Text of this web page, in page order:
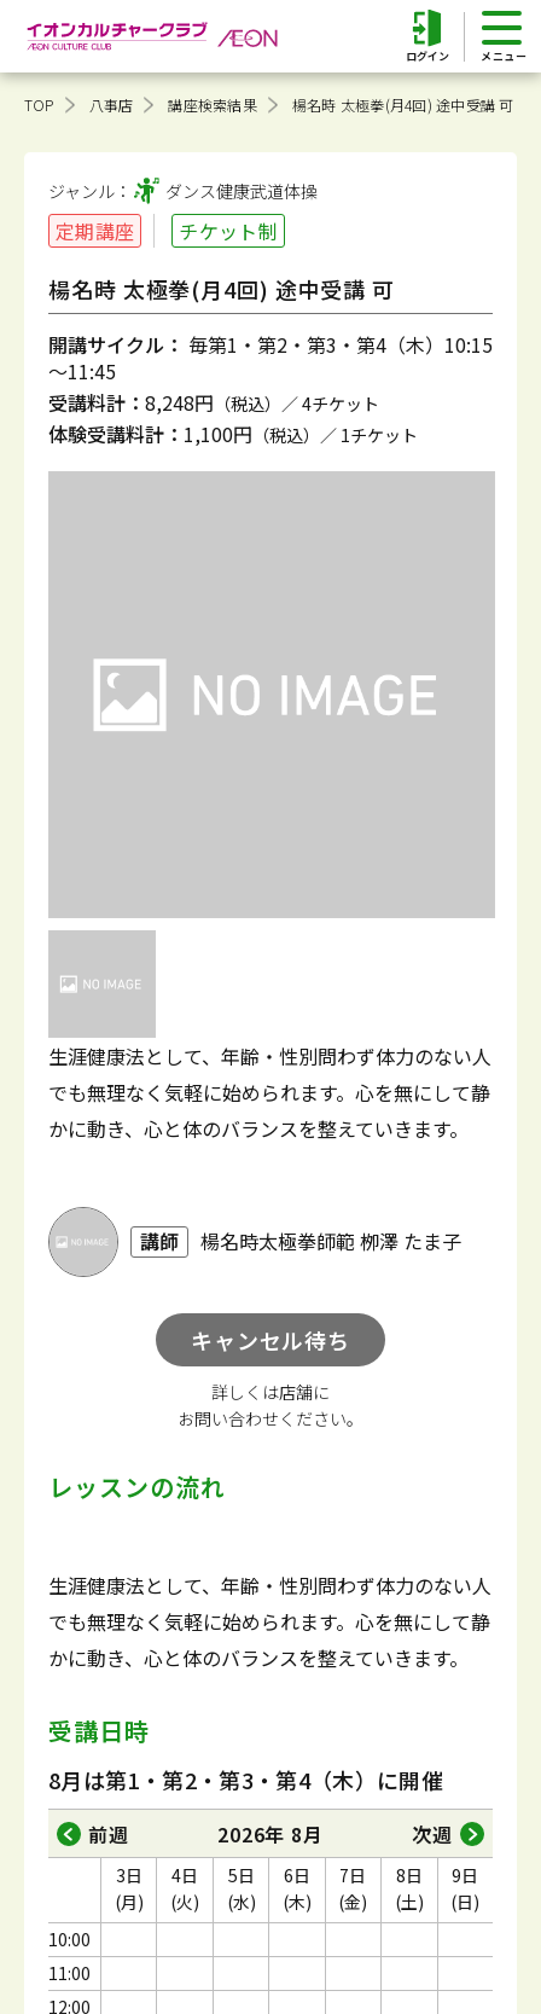
ログイン
TOP 八事店 講座検索結果 楊名時 太極拳(月4回) 途中受講 可
ジャンル： ダンス健康武道体操
定期講座 チケット制
楊名時 太極拳(月4回) 途中受講 可
開講サイクル： 毎第1・第2・第3・第4（木）10:15
～11:45
受講料計： 8,248円 （税込）／ 4チケット
体験受講料計： 1,100円 （税込）／ 1チケット
生涯健康法として、年齢・性別問わず体力のない人
でも無理なく気軽に始められます。心を無にして静
かに動き、心と体のバランスを整えていきます。
講師 楊名時太極拳師範 栁澤 たま子
キャンセル待ち
詳しくは店舗に
お問い合わせください。
レッスンの流れ
生涯健康法として、年齢・性別問わず体力のない人
でも無理なく気軽に始められます。心を無にして静
かに動き、心と体のバランスを整えていきます。
受講日時
8月は第1・第2・第3・第4（木）に開催
前週 2026年 8月 次週
10:00
11:00
12:00
3日
(月)
4日
(火)
5日
(水)
6日
(木)
7日
(金)
8日
(土)
9日
(日)